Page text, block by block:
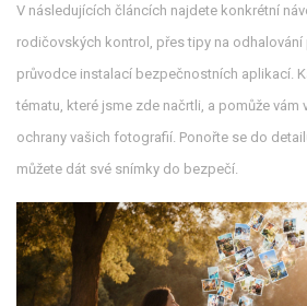
V následujících článcích najdete konkrétní
rodičovských kontrol, přes tipy na
průvodce instalací bezpečnostních aplikací.
tématu, které jsme zde načrtli, a pomůže vám
ochrany vašich fotografií. Ponořte se do
můžete dát své snímky do bezpečí.